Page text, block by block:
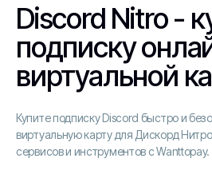
Discord Nitro -
подписку
виртуальной
Купите подписку Discord быстро и
виртуальную карту для Дискорд
сервисов и инструментов с Wanttopay.